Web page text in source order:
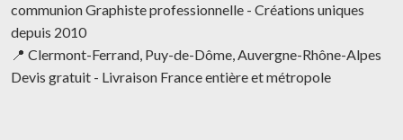
communion Graphiste professionnelle - Créations uniques
depuis 2010
📍 Clermont-Ferrand, Puy-de-Dôme, Auvergne-Rhône-Alpes
Devis gratuit - Livraison France entière et métropole